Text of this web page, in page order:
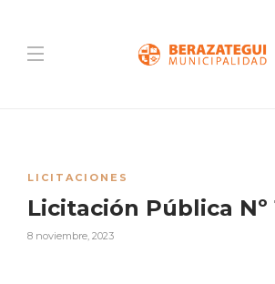
LICITACIONES
Licitación Pública Nº
8 noviembre, 2023